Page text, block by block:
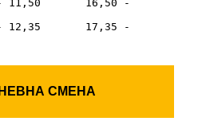
СМЕНА